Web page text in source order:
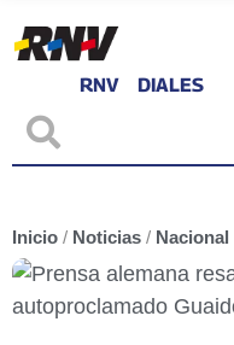
RNV DIALES
Inicio / Noticias / Nacional